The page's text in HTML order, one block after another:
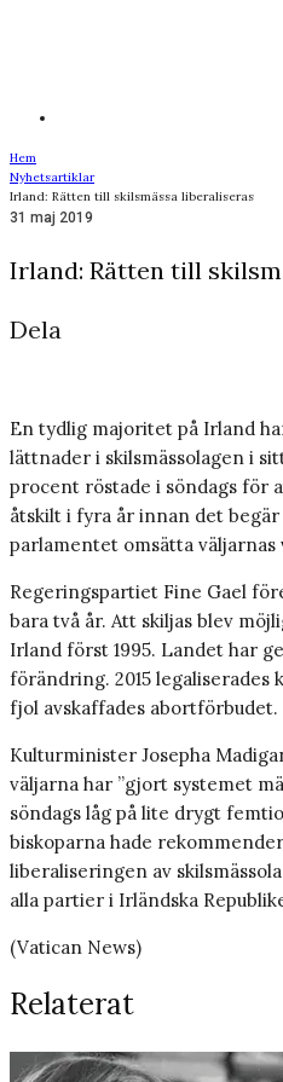
Hem
Nyhetsartiklar
Irland: Rätten till skilsmässa liberaliseras
31 maj 2019
Irland: Rätten till
Dela
En tydlig majoritet på Irland
lättnader i skilsmässolagen i
procent röstade i söndags för
åtskilt i fyra år innan det begär
parlamentet omsätta
Regeringspartiet Fine Gael
bara två år. Att skiljas blev
Irland först 1995. Landet har
förändring. 2015 legaliserades
fjol avskaffades abortförbudet.
Kulturminister Josepha
väljarna har ”gjort systemet
söndags låg på lite drygt
biskoparna hade
liberaliseringen av
alla partier i Irländska
(Vatican News)
Relaterat